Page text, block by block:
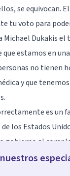
se equivocan.
tu voto para
Michael Dukakis
estamos en
no tienen
y que
es un
los Estados
gobierno al
ofreció la
más.